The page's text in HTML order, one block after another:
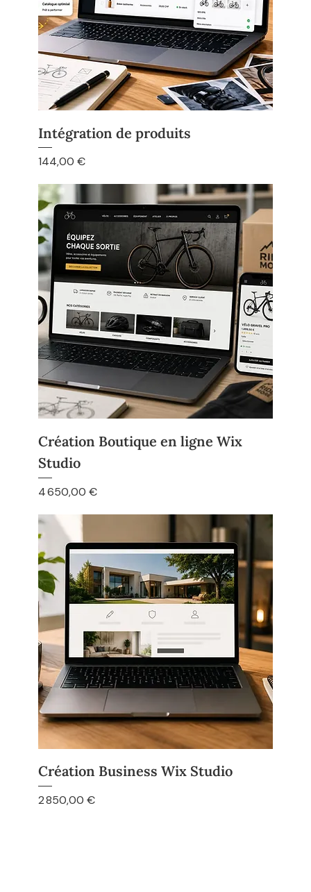
Intégration de produits
Prix
144,00 €
Création Boutique en ligne Wix
Studio
Prix
4 650,00 €
Création Business Wix Studio
Prix
2 850,00 €